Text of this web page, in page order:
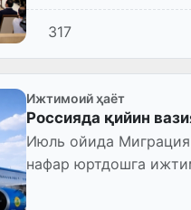
317
Ижтимоий ҳаёт
Россияда қийин
Июль ойида Миграция
нафар юртдошга